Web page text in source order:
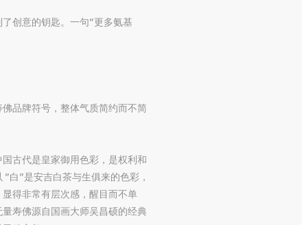
创意的钥匙。一句“更多氨基
品牌符号，整体气质简约而不简
古代是皇家御用色彩，是权利和
白”是安吉白茶与生俱来的色彩，
得非常有层次感，醒目而不单
寿佛源自国画大师吴昌硕的经典